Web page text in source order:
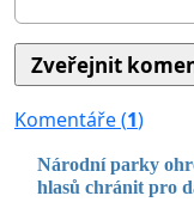
Komentáře (1)
Národní parky
hlasů chránit pro